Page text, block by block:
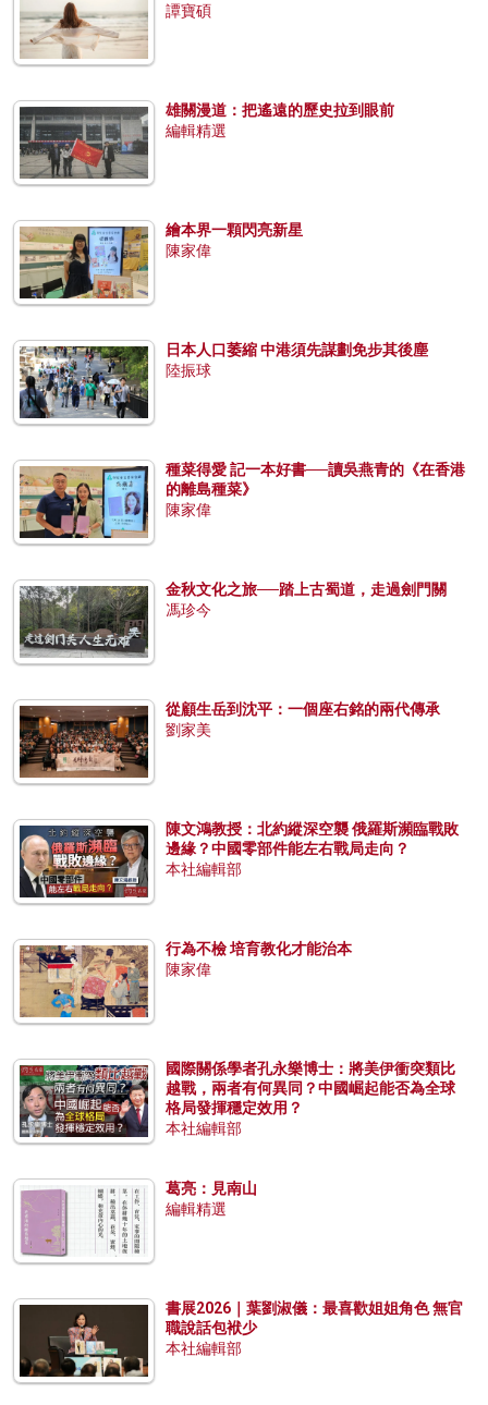
譚寶碩
雄關漫道：把遙遠的歷史拉到眼前
編輯精選
繪本界一顆閃亮新星
陳家偉
日本人口萎縮 中港須先謀劃免步其後塵
陸振球
種菜得愛 記一本好書──讀吳燕青的《在香港
的離島種菜》
陳家偉
金秋文化之旅──踏上古蜀道，走過劍門關
馮珍今
從顧生岳到沈平：一個座右銘的兩代傳承
劉家美
陳文鴻教授：北約縱深空襲 俄羅斯瀕臨戰敗
邊緣？中國零部件能左右戰局走向？
本社編輯部
行為不檢 培育教化才能治本
陳家偉
國際關係學者孔永樂博士：將美伊衝突類比
越戰，兩者有何異同？中國崛起能否為全球
格局發揮穩定效用？
本社編輯部
葛亮：見南山
編輯精選
書展2026｜葉劉淑儀：最喜歡姐姐角色 無官
職說話包袱少
本社編輯部